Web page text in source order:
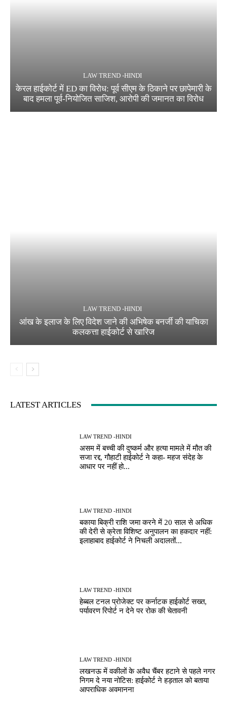
LAW TREND -HINDI
केरल हाईकोर्ट में ED का विरोध: पूर्व सीएम के ठिकाने पर छापेमारी के
बाद हमला पूर्व-नियोजित साजिश, आरोपी की जमानत का विरोध
LAW TREND -HINDI
आंख के इलाज के लिए विदेश जाने की अभिषेक बनर्जी की याचिका
कलकत्ता हाईकोर्ट से खारिज
LATEST ARTICLES
LAW TREND -HINDI
असम में बच्ची की दुष्कर्म और हत्या मामले में मौत की
सजा रद्द, गौहाटी हाईकोर्ट ने कहा- महज संदेह के
आधार पर नहीं हो...
LAW TREND -HINDI
बकाया बिक्री राशि जमा करने में 20 साल से अधिक
की देरी से क्रेता विशिष्ट अनुपालन का हकदार नहीं:
इलाहाबाद हाईकोर्ट ने निचली अदालतों...
LAW TREND -HINDI
हेब्बल टनल प्रोजेक्ट पर कर्नाटक हाईकोर्ट सख्त,
पर्यावरण रिपोर्ट न देने पर रोक की चेतावनी
LAW TREND -HINDI
लखनऊ में वकीलों के अवैध चैंबर हटाने से पहले नगर
निगम दे नया नोटिस: हाईकोर्ट ने हड़ताल को बताया
आपराधिक अवमानना